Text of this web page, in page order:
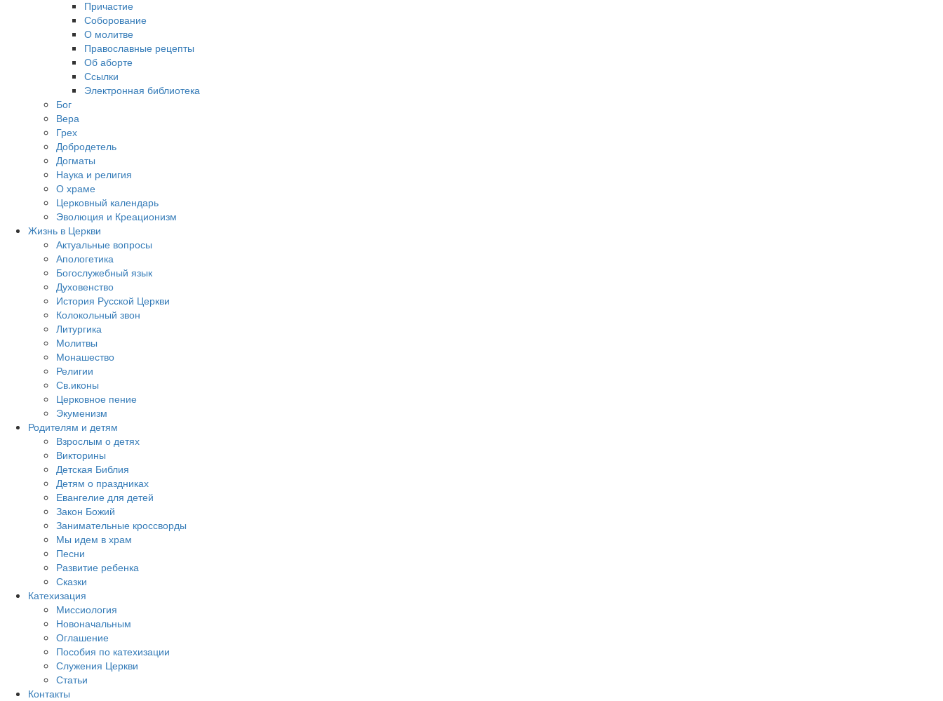
Причастие
Соборование
О молитве
Православные рецепты
Об аборте
Ссылки
Электронная библиотека
Бог
Вера
Грех
Добродетель
Догматы
Наука и религия
О храме
Церковный календарь
Эволюция и Креационизм
Жизнь в Церкви
Актуальные вопросы
Апологетика
Богослужебный язык
Духовенство
История Русской Церкви
Колокольный звон
Литургика
Молитвы
Монашество
Религии
Св.иконы
Церковное пение
Экуменизм
Родителям и детям
Взрослым о детях
Викторины
Детская Библия
Детям о праздниках
Евангелие для детей
Закон Божий
Занимательные кроссворды
Мы идем в храм
Песни
Развитие ребенка
Сказки
Катехизация
Миссиология
Новоначальным
Оглашение
Пособия по катехизации
Служения Церкви
Статьи
Контакты